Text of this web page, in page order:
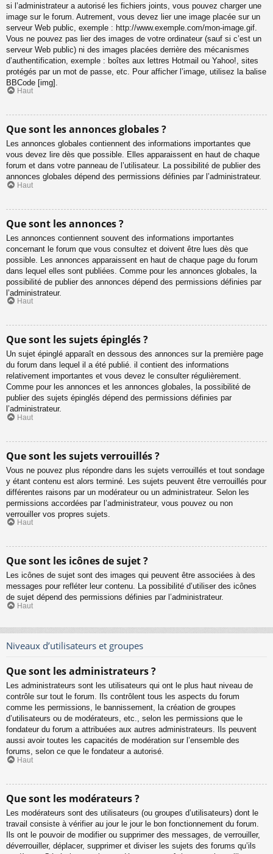
si l’administrateur a autorisé les fichiers joints, vous pouvez charger une
image sur le forum. Autrement, vous devez lier une image placée sur un
serveur Web public, exemple : http://www.exemple.com/mon-image.gif.
Vous ne pouvez pas lier des images de votre ordinateur (sauf si c’est un
serveur Web public) ni des images placées derrière des mécanismes
d’authentification, exemple : boîtes aux lettres Hotmail ou Yahoo!, sites
protégés par un mot de passe, etc. Pour afficher l’image, utilisez la balise
BBCode [img].
Haut
Que sont les annonces globales ?
Les annonces globales contiennent des informations importantes que
vous devez lire dès que possible. Elles apparaissent en haut de chaque
forum et dans votre panneau de l’utilisateur. La possibilité de publier des
annonces globales dépend des permissions définies par l’administrateur.
Haut
Que sont les annonces ?
Les annonces contiennent souvent des informations importantes
concernant le forum que vous consultez et doivent être lues dès que
possible. Les annonces apparaissent en haut de chaque page du forum
dans lequel elles sont publiées. Comme pour les annonces globales, la
possibilité de publier des annonces dépend des permissions définies par
l’administrateur.
Haut
Que sont les sujets épinglés ?
Un sujet épinglé apparaît en dessous des annonces sur la première page
du forum dans lequel il a été publié. il contient des informations
relativement importantes et vous devez le consulter régulièrement.
Comme pour les annonces et les annonces globales, la possibilité de
publier des sujets épinglés dépend des permissions définies par
l’administrateur.
Haut
Que sont les sujets verrouillés ?
Vous ne pouvez plus répondre dans les sujets verrouillés et tout sondage
y étant contenu est alors terminé. Les sujets peuvent être verrouillés pour
différentes raisons par un modérateur ou un administrateur. Selon les
permissions accordées par l’administrateur, vous pouvez ou non
verrouiller vos propres sujets.
Haut
Que sont les icônes de sujet ?
Les icônes de sujet sont des images qui peuvent être associées à des
messages pour refléter leur contenu. La possibilité d’utiliser des icônes
de sujet dépend des permissions définies par l’administrateur.
Haut
Niveaux d’utilisateurs et groupes
Que sont les administrateurs ?
Les administrateurs sont les utilisateurs qui ont le plus haut niveau de
contrôle sur tout le forum. Ils contrôlent tous les aspects du forum
comme les permissions, le bannissement, la création de groupes
d’utilisateurs ou de modérateurs, etc., selon les permissions que le
fondateur du forum a attribuées aux autres administrateurs. Ils peuvent
aussi avoir toutes les capacités de modération sur l’ensemble des
forums, selon ce que le fondateur a autorisé.
Haut
Que sont les modérateurs ?
Les modérateurs sont des utilisateurs (ou groupes d’utilisateurs) dont le
travail consiste à vérifier au jour le jour le bon fonctionnement du forum.
Ils ont le pouvoir de modifier ou supprimer des messages, de verrouiller,
déverrouiller, déplacer, supprimer et diviser les sujets des forums qu’ils